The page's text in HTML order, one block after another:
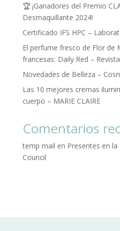
🏆 ¡Ganadores del Premio
Desmaquillante 2024!
Certificado IFS HPC –
El perfume fresco de Flor de
francesas: Daily Red –
Novedades de Belleza –
Las 10 mejores cremas
cuerpo – MARIE CLAIRE
Comentarios
temp mail en Presentes en
Council